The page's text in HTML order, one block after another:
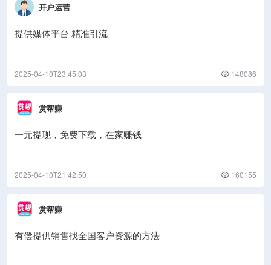
开户运营
提供媒体平台 精准引流
2025-04-10T23:45:03 148086
赏帮赚
一元提现，免费下载，在家赚钱
2025-04-10T21:42:50 160155
赏帮赚
有偿提供销售找全国客户资源的方法